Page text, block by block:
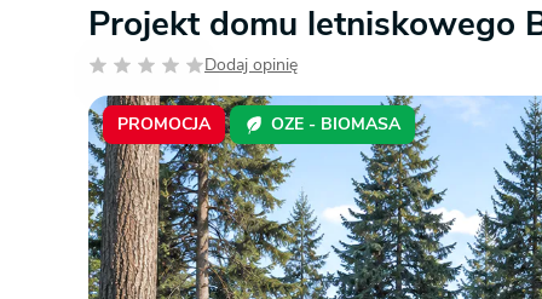
POWIERZCHNIA
GARAŻ
DACH
KONSTRUKCJA
STYL
ZABUDOWA
TYP
Zobacz wszystkie kategorie
Działka
WYBIERAM PROJEKT - ETAP 2
BUDUJĘ DOM - ETAP 3
URZĄDZAM DOM - ETAP 4
PRZEPISY I FORMALNOŚCI
FINANSE I KOSZTY
OZE
Projekt domu letniskowego
Dodaj opinię
PROMOCJA OZE - BIOMASA